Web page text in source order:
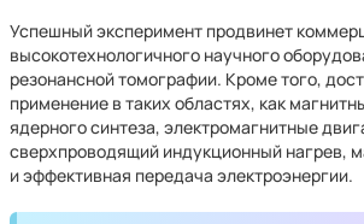
Успешный эксперимент продвинет
высокотехнологичного научного
резонансной томографии. Кроме того,
применение в таких областях, как
ядерного синтеза, электромагнитные
сверхпроводящий индукционный нагрев,
и эффективная передача электроэнергии.